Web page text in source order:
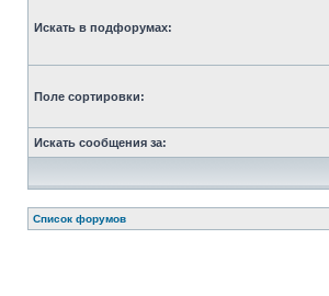
Искать в подфорумах:
Поле сортировки:
Искать сообщения за:
Список форумов